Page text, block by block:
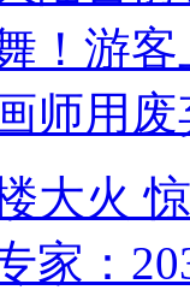
！游客
师用
大火
家：